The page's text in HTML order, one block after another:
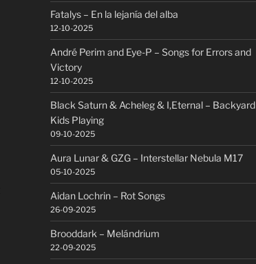
Fatalys – En la lejanía del alba
12-10-2025
André Perim and Eye-P – Songs for Errors and
Victory
12-10-2025
Black Saturn & Acheleg & I,Eternal – Backyard
Kids Playing
09-10-2025
Aura Lunar & GZG – Interstellar Nebula M17
05-10-2025
Aidan Lochrin – Rot Songs
26-09-2025
Brooddark – Melándrium
22-09-2025